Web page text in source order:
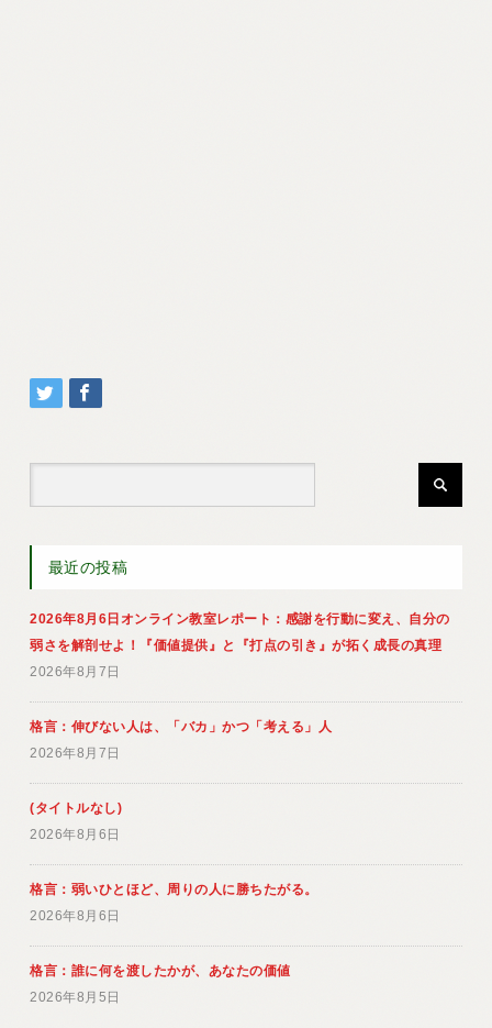
最近の投稿
2026年8月6日オンライン教室レポート：感謝を行動に変え、自分の
弱さを解剖せよ！『価値提供』と『打点の引き』が拓く成長の真理
2026年8月7日
格言：伸びない人は、「バカ」かつ「考える」人
2026年8月7日
(タイトルなし)
2026年8月6日
格言：弱いひとほど、周りの人に勝ちたがる。
2026年8月6日
格言：誰に何を渡したかが、あなたの価値
2026年8月5日